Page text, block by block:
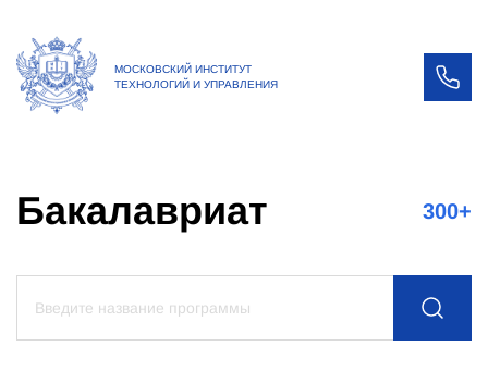
МОСКОВСКИЙ ИНСТИТУТ
ТЕХНОЛОГИЙ И УПРАВЛЕНИЯ
Бакалавриат 300+